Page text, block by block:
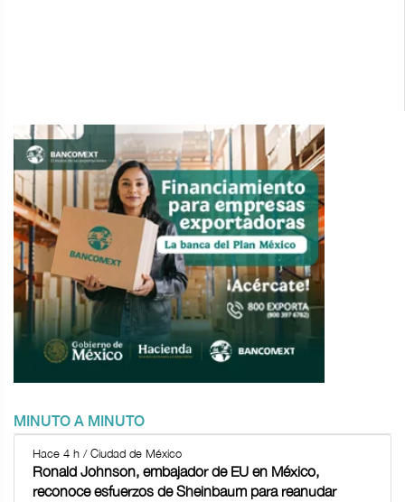
MINUTO A MINUTO
Hace 4 h / Ciudad de México
Ronald Johnson, embajador de EU en México,
reconoce esfuerzos de Sheinbaum para reanudar